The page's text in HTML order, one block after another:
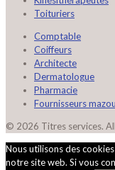
Toituriers
Comptable
Coiffeurs
Architecte
Dermatologue
Pharmacie
Fournisseurs
© 2026 Titres services.
Nous utilisons des
notre site web. Si vous